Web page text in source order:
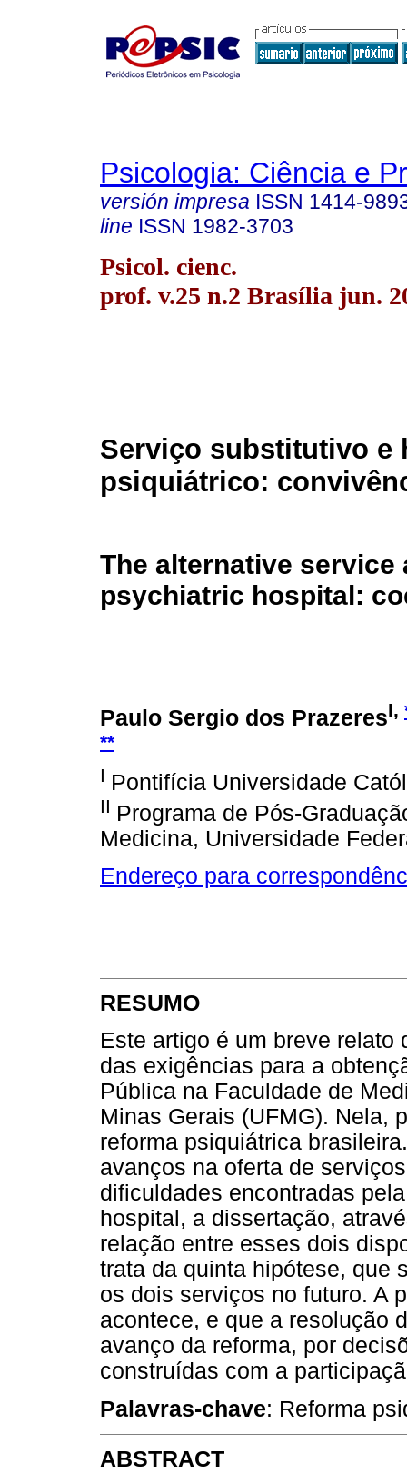
Psicologia: Ciência e
versión impresa ISSN 1414-
line ISSN 1982-3703
Psicol. cienc.
prof. v.25 n.2 Brasília jun.
Serviço substitutivo e
psiquiátrico:
The alternative service
psychiatric hospital:
Paulo Sergio dos PrazeresI,
**
I Pontifícia Universidade
II Programa de Pós-
Medicina, Universidade
Endereço para
RESUMO
Este artigo é um breve
das exigências para a
Pública na Faculdade de
Minas Gerais (UFMG). Nela,
reforma psiquiátrica
avanços na oferta de
dificuldades encontradas
hospital, a dissertação,
relação entre esses dois
trata da quinta hipótese, que
os dois serviços no futuro. A
acontece, e que a resolução
avanço da reforma, por
construídas com a
Palavras-chave: Reforma
ABSTRACT